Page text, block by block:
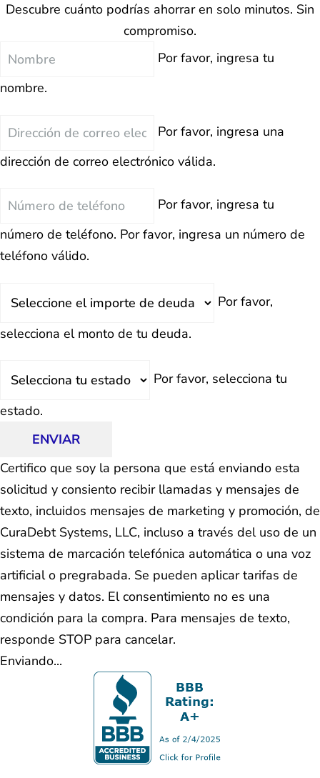
Descubre cuánto podrías ahorrar en solo minutos. Sin
compromiso.
Nombre
Por favor, ingresa tu
nombre.
Correo
Por favor, ingresa una
dirección de correo electrónico válida.
Teléfono
Por favor, ingresa tu
número de teléfono. Por favor, ingresa un número de
teléfono válido.
Por favor,
selecciona el monto de tu deuda.
Por favor, selecciona tu
estado.
ENVIAR
Certifico que soy la persona que está enviando esta
solicitud y consiento recibir llamadas y mensajes de
texto, incluidos mensajes de marketing y promoción, de
CuraDebt Systems, LLC, incluso a través del uso de un
sistema de marcación telefónica automática o una voz
artificial o pregrabada. Se pueden aplicar tarifas de
mensajes y datos. El consentimiento no es una
condición para la compra. Para mensajes de texto,
responde STOP para cancelar.
Enviando...